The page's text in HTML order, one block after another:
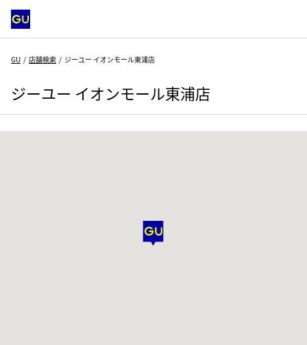
GU 店舗検索 ジーユー イオンモール東浦店
ジーユー イオンモール東浦店